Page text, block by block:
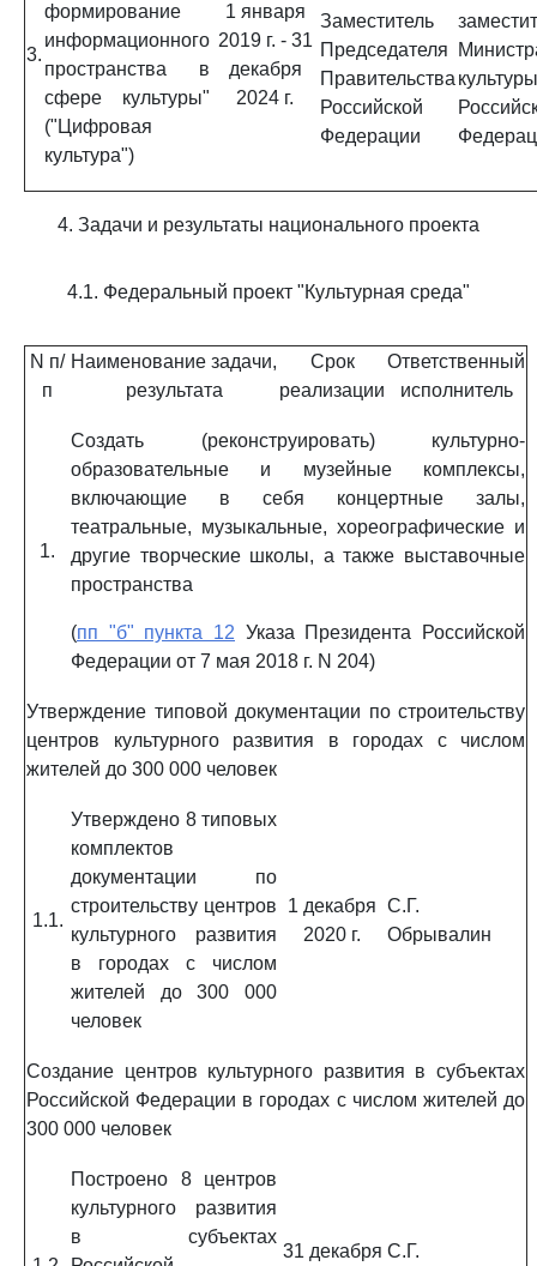
3.
формирование
информационного
пространства в
сфере культуры"
("Цифровая
культура")
1 января
2019 г. - 31
декабря
2024 г.
Заместитель
Председателя
Правительства
Российской
Федерации
культуры
4. Задачи и результаты национального проекта
4.1. Федеральный проект "Культурная среда"
N п/
п
Наименование задачи,
результата
Срок
реализации
Ответственный
исполнитель
1.
Создать (реконструировать) культурно-
образовательные и музейные комплексы,
включающие в себя концертные залы,
театральные, музыкальные, хореографические и
другие творческие школы, а также выставочные
пространства
(пп "б" пункта 12 Указа Президента Российской
Федерации от 7 мая 2018 г. N 204)
Утверждение типовой документации по строительству
центров культурного развития в городах с числом
жителей до 300 000 человек
1.1.
Утверждено 8 типовых
комплектов
документации по
строительству центров
культурного развития
в городах с числом
жителей до 300 000
человек
1 декабря
2020 г.
С.Г.
Обрывалин
Создание центров культурного развития в субъектах
Российской Федерации в городах с числом жителей до
300 000 человек
Построено 8 центров
культурного развития
в субъектах
31 декабря С.Г.